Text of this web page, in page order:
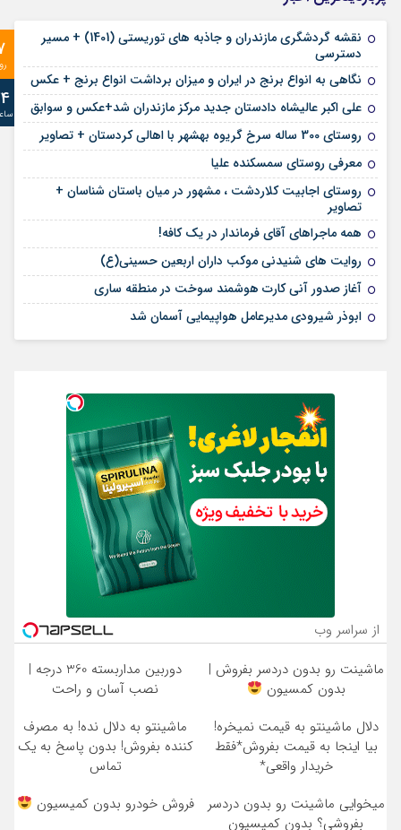
نقشه گردشگری مازندران و جاذبه های توریستی (1401) + مسیر
دسترسی
نگاهی به انواع برنج در ایران و میزان برداشت انواع برنج + عکس
علی‌ اکبر عالیشاه دادستان جدید مرکز مازندران شد+عکس و سوابق
روستای 300 ساله سرخ ‌گریوه بهشهر با اهالی کردستان + تصاویر
معرفی روستای سمسکنده علیا
روستای اجابیت کلاردشت ، مشهور در میان باستان شناسان +
تصاویر
همه ماجراهای آقای فرماندار در یک کافه!
روایت های شنیدنی موکب داران اربعین حسینی(ع)
آغاز صدور آنی کارت هوشمند سوخت در منطقه ساری
ابوذر شیرودی مدیرعامل هواپیمایی آسمان شد
از سراسر وب
ماشینت رو بدون دردسر بفروش |
بدون کمسیون
دوربین مداربسته 360 درجه |
نصب آسان و راحت
دلال ماشینتو به قیمت نمیخره!
بیا اینجا به قیمت بفروش*فقط
خریدار واقعی*
ماشینتو به دلال نده! به مصرف
کننده بفروش! بدون پاسخ به یک
تماس
میخوایی ماشینت رو بدون دردسر
بفروشی؟ بدون کمیسیون
فروش خودرو بدون کمیسیون